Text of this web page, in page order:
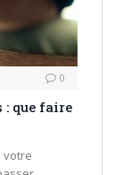
0
que faire
votre